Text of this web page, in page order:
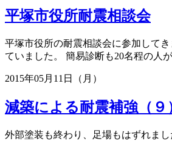
平塚市役所耐震相談会
平塚市役所の耐震相談会に参加して
ていました。 簡易診断も20名程の人
2015年05月11日（月）
減築による耐震補強（９
外部塗装も終わり、足場もはずれま